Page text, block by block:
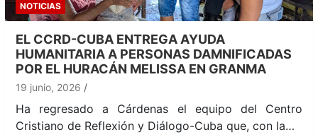
NOTICIAS
EL CCRD-CUBA ENTREGA AYUDA
HUMANITARIA A PERSONAS DAMNIFICADAS
POR EL HURACÁN MELISSA EN GRANMA
19 junio, 2026
Ha regresado a Cárdenas el equipo del Centro
Cristiano de Reflexión y Diálogo-Cuba que, con la…